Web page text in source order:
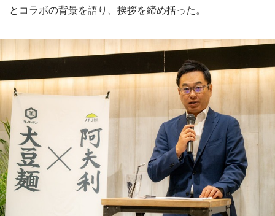
とコラボの背景を語り、挨拶を締め括った。